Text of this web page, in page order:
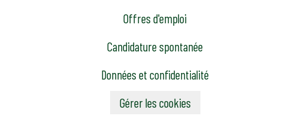
Offres d'emploi
Candidature spontanée
Données et confidentialité
Gérer les cookies